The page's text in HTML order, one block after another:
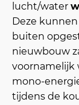
lucht/water
Deze
buiten
nieuwbouw
voornamelijk
mono-
tijdens de